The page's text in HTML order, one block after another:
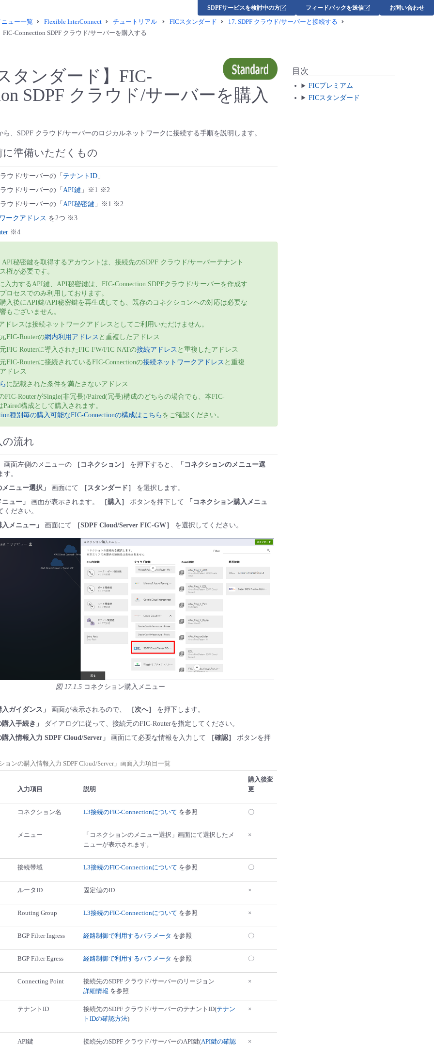
SDPFサービスを検討中の方 フィードバックを送信 お問い合わせ
ニュー一覧 Flexible InterConnect チュートリアル FICスタンダード 17. SDPF クラウド/サーバーと接続する
FIC-Connection SDPF クラウド/サーバーを購入する
タンダード】FIC-
SDPF クラウド/サーバーを購入
ら、SDPF クラウド/サーバーのロジカルネットワークに接続する手順を説明します。
に準備いただくもの
ウド/サーバーの「 テナントID 」
ウド/サーバーの「 API鍵 」※1 ※2
ウド/サーバーの「 API秘密鍵 」※1 ※2
ークアドレス を2つ ※3
※4
秘密鍵を取得するアカウントは、接続先のSDPF クラウド/サーバーテナント
権が必要です。
入力するAPI鍵、API秘密鍵は、FIC-Connection SDPFクラウド/サーバーを作成す
ロセスでのみ利用しております。
入後にAPI鍵/API秘密鍵を再生成しても、既存のコネクションへの対応は必要な
もございません。
ドレスは接続ネットワークアドレスとしてご利用いただけません。
FIC-Routerの網内利用アドレス と重複したアドレス
FIC-Routerに導入されたFIC-FW/FIC-NATの接続アドレス と重複したアドレス
FIC-Routerに接続されているFIC-Connectionの接続ネットワークアドレス と重複
ドレス
に記載された条件を満たさないアドレス
FIC-RouterがSingle(非冗長)/Paired(冗長)構成のどちらの場合でも、本FIC-
Paired構成として購入されます。
種別毎の購入可能なFIC-Connectionの構成はこちら をご確認ください。
の流れ
画面左側のメニューの ［コネクション］ を押下すると、
「コネクションのメニュー選
。
ニュー選択」
画面にて ［スタンダード］
を選択します。
ュー」
画面が表示されます。 ［購入］ ボタンを押下して
「コネクション購入メニュ
ください。
メニュー」
画面にて ［SDPF Cloud/Server FIC-GW］ を選択してください。
図 17.1.5 コネクション購入メニュー
ガイダンス」 画面が表示されるので、 ［次へ］
を押下します。
入手続き」
ダイアログに従って、接続元のFIC-Routerを指定してください。
購入情報入力 SDPF Cloud/Server」
画面にて必要な情報を入力して ［確認］
ボタンを押
ョンの購入情報入力 SDPF Cloud/Server」画面入力項目一覧
入力項目 説明
購入後変
更
コネクション名 L3接続のFIC-Connectionについて を参照 〇
メニュー
「コネクションのメニュー選択」画面にて選択したメ
ニューが表示されます。
×
接続帯域 L3接続のFIC-Connectionについて を参照 〇
ルータID 固定値のID ×
Routing Group L3接続のFIC-Connectionについて を参照 ×
BGP Filter Ingress 経路制御で利用するパラメータ を参照 〇
BGP Filter Egress 経路制御で利用するパラメータ を参照 〇
Connecting Point
接続先のSDPF クラウド/サーバーのリージョン
詳細情報 を参照
×
テナントID 接続先のSDPF クラウド/サーバーのテナントID(テナン
トIDの確認方法)
×
API鍵 接続先のSDPF クラウド/サーバーのAPI鍵(API鍵の確認
×
目次
FICプレミアム
FICスタンダード